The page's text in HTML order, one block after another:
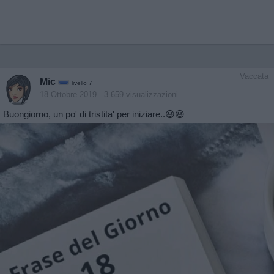
Vaccata
Mic livello 7
18 Ottobre 2019 - 3.659 visualizzazioni
Buongiorno, un po' di tristita' per iniziare..😆😆